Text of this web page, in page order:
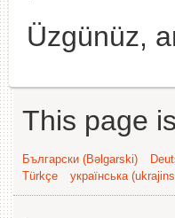
Üzgünüz,
This page
Български (Bəlgarski)
Türkçe
українська